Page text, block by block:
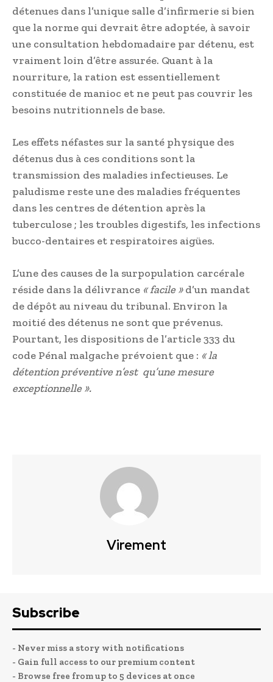
détenues dans l’unique salle d’infirmerie si bien
que la norme qui devrait être adoptée, à savoir
une consultation hebdomadaire par détenu, est
vraiment loin d’être assurée. Quant à la
nourriture, la ration est essentiellement
constituée de manioc et ne peut pas couvrir les
besoins nutritionnels de base.
Les effets néfastes sur la santé physique des
détenus dus à ces conditions sont la
transmission des maladies infectieuses. Le
paludisme reste une des maladies fréquentes
dans les centres de détention après la
tuberculose ; les troubles digestifs, les infections
bucco-dentaires et respiratoires aigües.
L’une des causes de la surpopulation carcérale
réside dans la délivrance « facile »d’un mandat
de dépôt au niveau du tribunal. Environ la
moitié des détenus ne sont que prévenus.
Pourtant, les dispositions de l’article 333 du
code Pénal malgache prévoient que : « la
détention préventive n’est qu’une mesure
exceptionnelle ».
Virement
Subscribe
- Never miss a story with notifications
- Gain full access to our premium content
- Browse free from up to 5 devices at once